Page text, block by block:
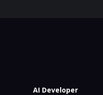
AI Developer